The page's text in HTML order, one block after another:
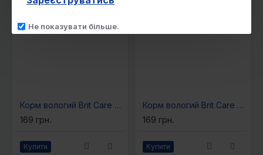
Не показувати більше.
додаткового корму, 50 % від добової норми:
Корм вологий Brit Care Pate and Meat для дорослих собак з яловичиною400 г
169 грн.
Купити
Корм вологий Brit Care Pate and Meat для дорослих собак з качкою 400 г
169 грн.
Купити